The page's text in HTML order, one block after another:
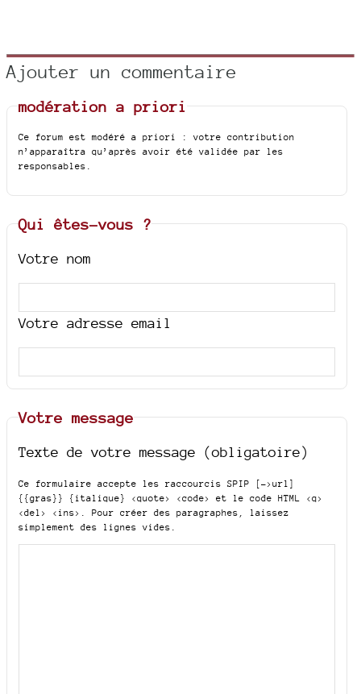
Ajouter un commentaire
modération a priori
Ce forum est modéré a priori : votre contribution
n’apparaîtra qu’après avoir été validée par les
responsables.
Qui êtes-vous ?
Votre nom
Votre adresse email
Votre message
Texte de votre message (obligatoire)
Ce formulaire accepte les raccourcis SPIP
[->url]
{{gras}} {italique} <quote> <code>
et le code HTML <q>
<del> <ins> . Pour créer des paragraphes, laissez
simplement des lignes vides.